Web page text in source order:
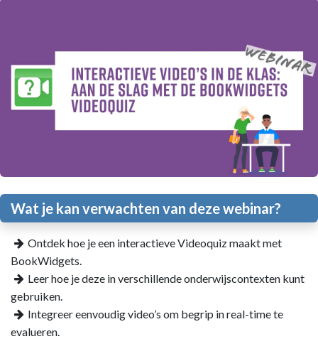
Wat je kan verwachten van deze webinar?
Ontdek hoe je een interactieve Videoquiz maakt met
BookWidgets.​
Leer hoe je deze in verschillende onderwijscontexten kunt
gebruiken.
Integreer eenvoudig video’s om begrip in real-time te
evalueren.